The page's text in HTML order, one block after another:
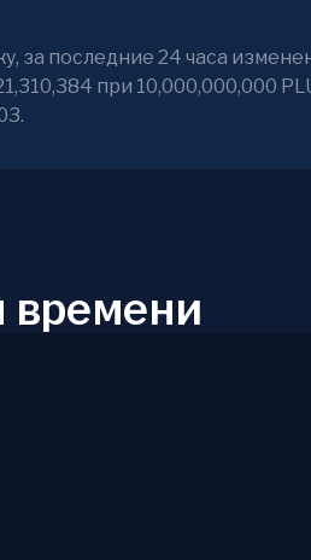
за последние 24 часа
при 10,000,000,000
времени